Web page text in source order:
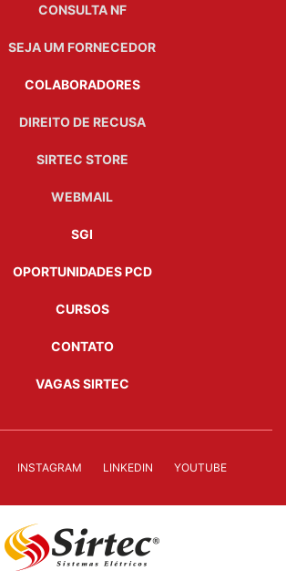
CONSULTA NF
SEJA UM FORNECEDOR
COLABORADORES
DIREITO DE RECUSA
SIRTEC STORE
WEBMAIL
SGI
OPORTUNIDADES PCD
CURSOS
CONTATO
VAGAS SIRTEC
INSTAGRAM LINKEDIN YOUTUBE